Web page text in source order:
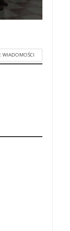
WIADOMOŚCI